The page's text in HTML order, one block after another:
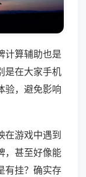
计算辅助也是
是在大家手机
验，避免影响
在游戏中遇到
，甚至好像能
有挂？确实存